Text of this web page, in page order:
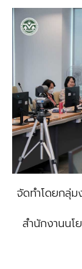
จัดทำโดยกลุ่ม
สำนักงานนโ